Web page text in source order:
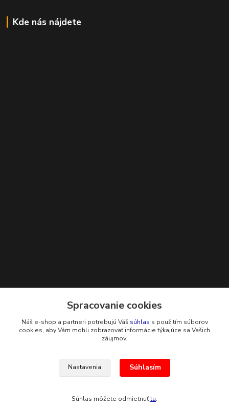
Kde nás nájdete
+421 948 229 224
Spracovanie cookies
Náš e-shop a partneri potrebujú Váš súhlas s použitím súborov
cookies, aby Vám mohli zobrazovať informácie týkajúce sa Vašich
záujmov.
Nastavenia Súhlasím
Súhlas môžete odmietnuťtu.